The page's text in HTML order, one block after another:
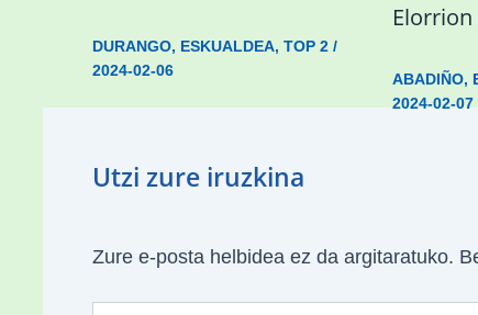
DURANGO, ESKUALDEA, TOP 2/
2024-02-06
Elorrion
ABADIÑO,
2024-02-07
Utzi zure iruzkina
Zure e-posta helbidea ez da argitaratuko.